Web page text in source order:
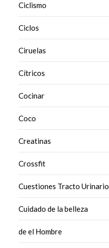
Ciclismo
Ciclos
Ciruelas
Cítricos
Cocinar
Coco
Creatinas
Crossfit
Cuestiones Tracto Urinario
Cuidado de la belleza
de el Hombre